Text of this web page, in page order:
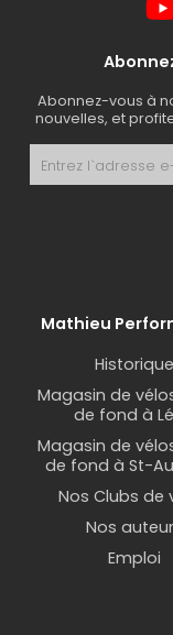
Abonnez-vous à
nouvelles, et
Mathieu
Historique
Magasin de
de fond à
Magasin de
de fond à St-
Nos Clubs de
Nos
Emploi